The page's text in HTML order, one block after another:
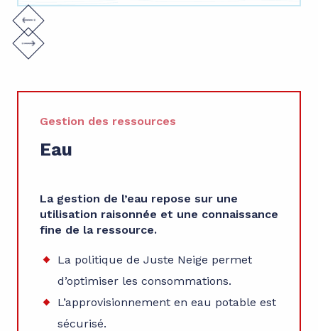
Gestion des ressources
Eau
La gestion de l’eau repose sur une
utilisation raisonnée et une connaissance
fine de la ressource.
La politique de Juste Neige permet
d’optimiser les consommations.
L’approvisionnement en eau potable est
sécurisé.